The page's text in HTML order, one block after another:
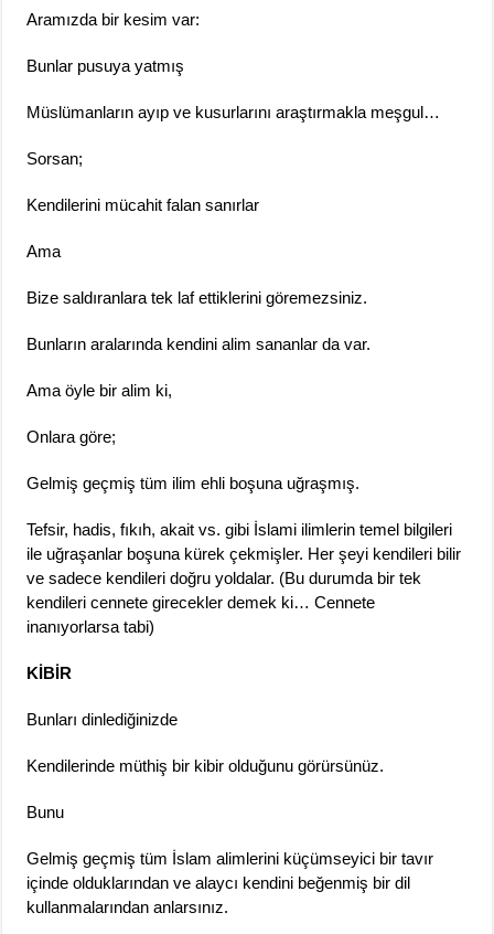
Aramızda bir kesim var:
Bunlar pusuya yatmış
Müslümanların ayıp ve kusurlarını araştırmakla meşgul…
Sorsan;
Kendilerini mücahit falan sanırlar
Ama
Bize saldıranlara tek laf ettiklerini göremezsiniz.
Bunların aralarında kendini alim sananlar da var.
Ama öyle bir alim ki,
Onlara göre;
Gelmiş geçmiş tüm ilim ehli boşuna uğraşmış.
Tefsir, hadis, fıkıh, akait vs. gibi İslami ilimlerin temel bilgileri
ile uğraşanlar boşuna kürek çekmişler. Her şeyi kendileri bilir
ve sadece kendileri doğru yoldalar. (Bu durumda bir tek
kendileri cennete girecekler demek ki… Cennete
inanıyorlarsa tabi)
KİBİR
Bunları dinlediğinizde
Kendilerinde müthiş bir kibir olduğunu görürsünüz.
Bunu
Gelmiş geçmiş tüm İslam alimlerini küçümseyici bir tavır
içinde olduklarından ve alaycı kendini beğenmiş bir dil
kullanmalarından anlarsınız.